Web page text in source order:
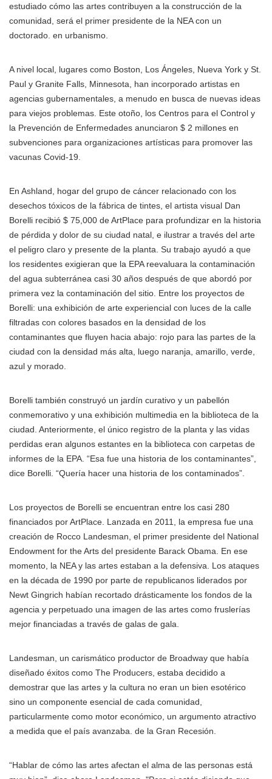
estudiado cómo las artes contribuyen a la construcción de la
comunidad, será el primer presidente de la NEA con un
doctorado. en urbanismo.
A nivel local, lugares como Boston, Los Ángeles, Nueva York y St.
Paul y Granite Falls, Minnesota, han incorporado artistas en
agencias gubernamentales, a menudo en busca de nuevas ideas
para viejos problemas. Este otoño, los Centros para el Control y
la Prevención de Enfermedades anunciaron $ 2 millones en
subvenciones para organizaciones artísticas para promover las
vacunas Covid-19.
En Ashland, hogar del grupo de cáncer relacionado con los
desechos tóxicos de la fábrica de tintes, el artista visual Dan
Borelli recibió $ 75,000 de ArtPlace para profundizar en la historia
de pérdida y dolor de su ciudad natal, e ilustrar a través del arte
el peligro claro y presente de la planta. Su trabajo ayudó a que
los residentes exigieran que la EPA reevaluara la contaminación
del agua subterránea casi 30 años después de que abordó por
primera vez la contaminación del sitio. Entre los proyectos de
Borelli: una exhibición de arte experiencial con luces de la calle
filtradas con colores basados en la densidad de los
contaminantes que fluyen hacia abajo: rojo para las partes de la
ciudad con la densidad más alta, luego naranja, amarillo, verde,
azul y morado.
Borelli también construyó un jardín curativo y un pabellón
conmemorativo y una exhibición multimedia en la biblioteca de la
ciudad. Anteriormente, el único registro de la planta y las vidas
perdidas eran algunos estantes en la biblioteca con carpetas de
informes de la EPA. “Esa fue una historia de los contaminantes”,
dice Borelli. “Quería hacer una historia de los contaminados”.
Los proyectos de Borelli se encuentran entre los casi 280
financiados por ArtPlace. Lanzada en 2011, la empresa fue una
creación de Rocco Landesman, el primer presidente del National
Endowment for the Arts del presidente Barack Obama. En ese
momento, la NEA y las artes estaban a la defensiva. Los ataques
en la década de 1990 por parte de republicanos liderados por
Newt Gingrich habían recortado drásticamente los fondos de la
agencia y perpetuado una imagen de las artes como fruslerías
mejor financiadas a través de galas de gala.
Landesman, un carismático productor de Broadway que había
diseñado éxitos como The Producers, estaba decidido a
demostrar que las artes y la cultura no eran un bien esotérico
sino un componente esencial de cada comunidad,
particularmente como motor económico, un argumento atractivo
a medida que el país avanzaba. de la Gran Recesión.
“Hablar de cómo las artes afectan el alma de las personas está